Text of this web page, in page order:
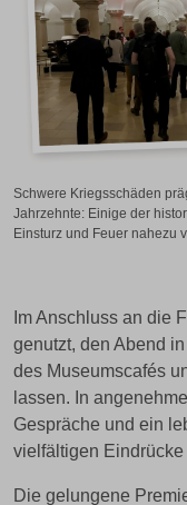
Schwere Kriegsschäden
Jahrzehnte: Einige der
Einsturz und Feuer nahezu
Im Anschluss an die
genutzt, den Abend
des Museumscafés
lassen. In
Gespräche und ein
vielfältigen Eindrücke
Die gelungene